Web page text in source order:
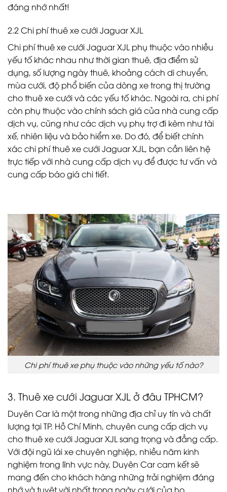
đáng nhớ nhất!
2.2 Chi phí thuê xe cưới Jaguar XJL
Chi phí thuê xe cưới Jaguar XJL phụ thuộc vào nhiều
yếu tố khác nhau như thời gian thuê, địa điểm sử
dụng, số lượng ngày thuê, khoảng cách di chuyển,
mùa cưới, độ phổ biến của dòng xe trong thị trường
cho thuê xe cưới và các yếu tố khác. Ngoài ra, chi phí
còn phụ thuộc vào chính sách giá của nhà cung cấp
dịch vụ, cũng như các dịch vụ phụ trợ đi kèm như tài
xế, nhiên liệu và bảo hiểm xe. Do đó, để biết chính
xác chi phí thuê xe cưới Jaguar XJL, bạn cần liên hệ
trực tiếp với nhà cung cấp dịch vụ để được tư vấn và
cung cấp báo giá chi tiết.
Chi phí thuê xe phụ thuộc vào những yếu tố nào?
3. Thuê xe cưới Jaguar XJL ở đâu TPHCM?
Duyên Car là một trong những địa chỉ uy tín và chất
lượng tại TP. Hồ Chí Minh, chuyên cung cấp dịch vụ
cho thuê xe cưới Jaguar XJL sang trọng và đẳng cấp.
Với đội ngũ lái xe chuyên nghiệp, nhiều năm kinh
nghiệm trong lĩnh vực này, Duyên Car cam kết sẽ
mang đến cho khách hàng những trải nghiệm đáng
nhớ và tuyệt vời nhất trong ngày cưới của họ.